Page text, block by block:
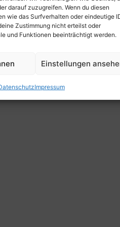
darauf zuzugreifen. Wenn du diesen
wie das Surfverhalten oder eindeutige
Zustimmung nicht erteilst oder
und Funktionen beeinträchtigt werden.
Einstellungen
Impressum